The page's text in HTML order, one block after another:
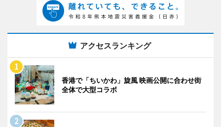
アクセスランキング
香港で「ちいかわ」旋風 映画公開に合わせ街
全体で大型コラボ